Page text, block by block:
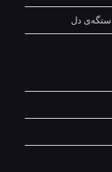
دل